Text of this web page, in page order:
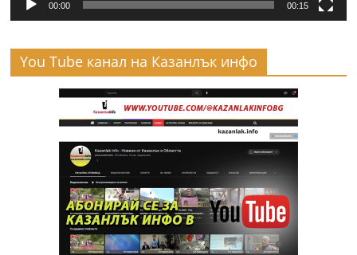
00:00 00:15
You Tube канал на Казанлък инфо